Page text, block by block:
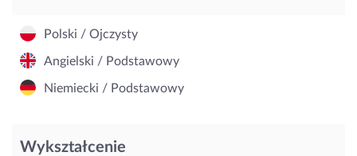
Polski / Ojczysty
Angielski / Podstawowy
Niemiecki / Podstawowy
Wykształcenie